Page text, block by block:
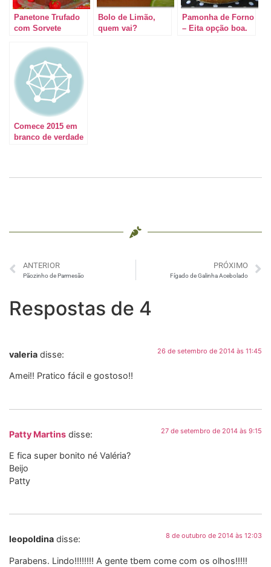
Panetone Trufado
com Sorvete
Bolo de Limão,
quem vai?
Pamonha de Forno
– Eita opção boa.
Comece 2015 em
branco de verdade
ANTERIOR
Pãozinho de Parmesão
PRÓXIMO
Fígado de Galinha Acebolado
Respostas de 4
valeria disse: 26 de setembro de 2014 às 11:45
Amei!! Pratico fácil e gostoso!!
Patty Martins disse: 27 de setembro de 2014 às 9:15
E fica super bonito né Valéria?
Beijo
Patty
leopoldina disse: 8 de outubro de 2014 às 12:03
Parabens. Lindo!!!!!!!! A gente tbem come com os olhos!!!!!